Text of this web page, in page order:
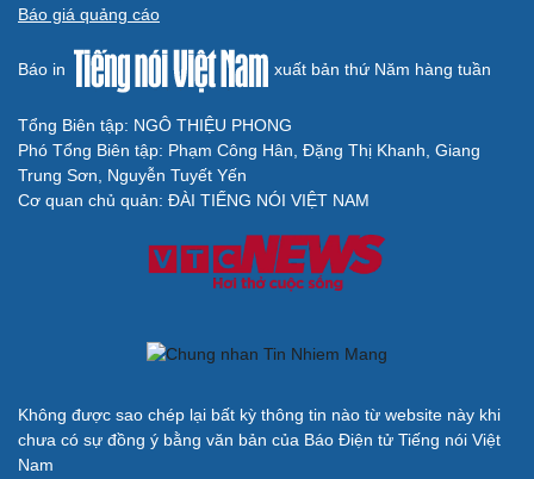
Báo giá quảng cáo
Báo in xuất bản thứ Năm hàng tuần
Tổng Biên tập: NGÔ THIỆU PHONG
Phó Tổng Biên tập: Phạm Công Hân, Đặng Thị Khanh, Giang
Trung Sơn, Nguyễn Tuyết Yến
Cơ quan chủ quản: ĐÀI TIẾNG NÓI VIỆT NAM
Không được sao chép lại bất kỳ thông tin nào từ website này khi
chưa có sự đồng ý bằng văn bản của Báo Điện tử Tiếng nói Việt
Nam